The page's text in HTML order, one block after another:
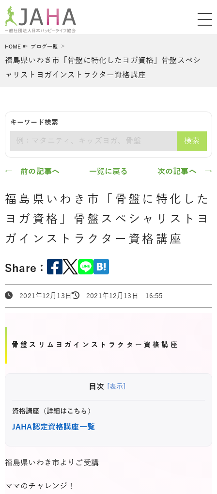
HOME ブログ一覧
福島県いわき市「骨盤に特化したヨガ資格」骨盤スペシ
ャリストヨガインストラクター資格講座
キーワード検索
検索
← 前の記事へ 一覧に戻る 次の記事へ →
福島県いわき市「骨盤に特化した
ヨガ資格」骨盤スペシャリストヨ
ガインストラクター資格講座
Share：
2021年12月13日 2021年12月13日 16:55
骨盤スリムヨガインストラクター資格講座
目次 [表示]
資格講座（詳細はこちら）
JAHA認定資格講座一覧
福島県いわき市よりご受講
ママのチャレンジ！